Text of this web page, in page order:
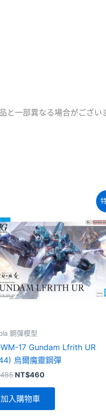
と一部異なる場合がござい
鋼彈模型
17 Gundam Lfrith UR
烏爾魔靈鋼彈
485 原
格：
NT$485。
NT$460目
NT$460。
加入購物車